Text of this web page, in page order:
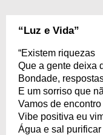
“Luz e Vida”
“Existem riquezas
Que a gente deixa
Bondade,
E um sorriso que
Vamos de
Vibe positiva eu
Água e sal purificar